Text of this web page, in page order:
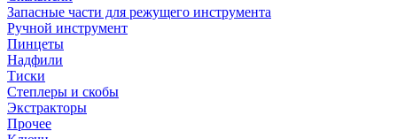
Запасные части для режущего инструмента
Ручной инструмент
Пинцеты
Надфили
Тиски
Степлеры и скобы
Экстракторы
Прочее